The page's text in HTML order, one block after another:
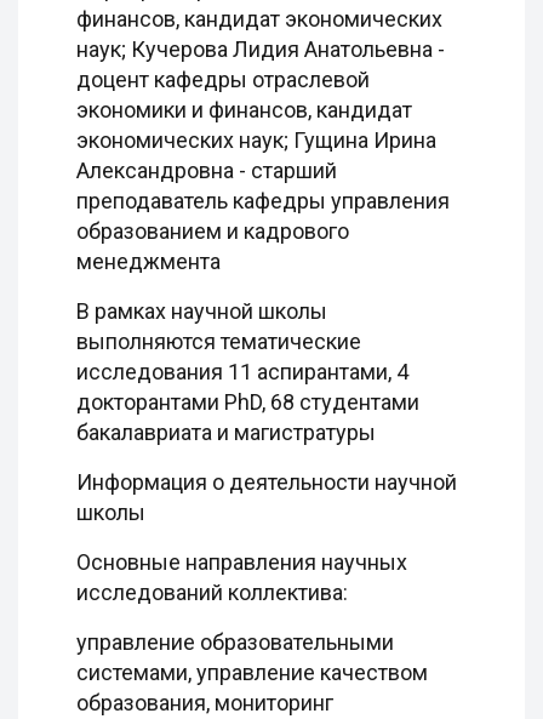
финансов, кандидат экономических
наук; Кучерова Лидия Анатольевна -
доцент кафедры отраслевой
экономики и финансов, кандидат
экономических наук; Гущина Ирина
Александровна - старший
преподаватель кафедры управления
образованием и кадрового
менеджмента
В рамках научной школы
выполняются тематические
исследования 11 аспирантами, 4
докторантами PhD, 68 студентами
бакалавриата и магистратуры
Информация о деятельности научной
школы
Основные направления научных
исследований коллектива:
управление образовательными
системами, управление качеством
образования, мониторинг